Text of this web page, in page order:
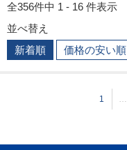
全356件中 1 - 16 件表示
並べ替え
新着順
価格の安い順
1 …